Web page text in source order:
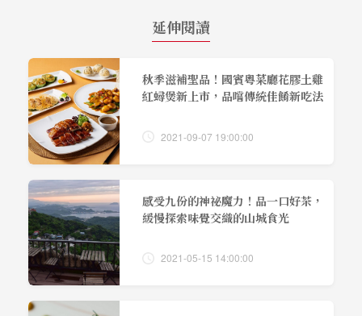
延伸閱讀
秋季滋補聖品！國賓粵菜廳花膠土雞
紅蟳煲新上市，品嚐傳統佳餚新吃法
2021-09-07 19:00:00
感受九份的神祕魔力！品一口好茶，
緩慢探索味覺交織的山城食光
2021-05-15 14:00:00